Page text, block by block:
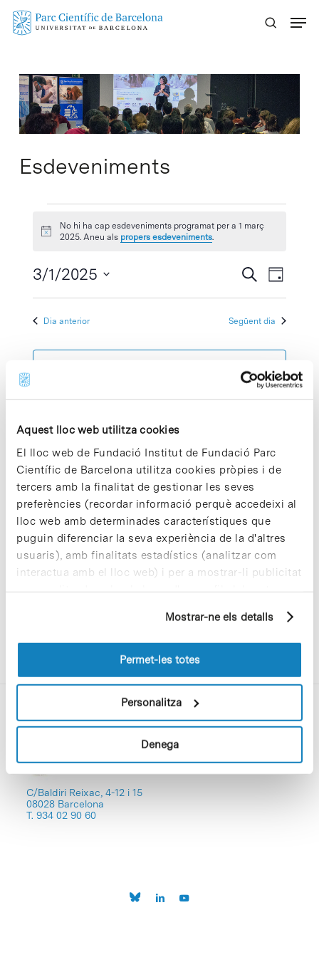
Aquest lloc web utilitza cookies
El lloc web de Fundació Institut de Fundació Parc
Científic de Barcelona utilitza cookies pròpies i de
tercers amb la finalitat de gestionar les seves
preferències (recordar informació perquè accedeixi al
lloc web amb determinades característiques que
puguin diferenciar la seva experiència de la d'altres
usuaris), amb finalitats estadístics (analitzar com
interactua amb el lloc web) i per a mostrar-li publicitat
personalitzada sobre la base d'un perfil elaborat a
pàgines visitades). Per a obtenir més informació sobre
les cookies pot consultar laPolítica de cookiesdel
Mostrar-ne els detalls
Permet-les totes
Personalitza
Denega
Skip
Esdeveniments
Esdeveniments
del
1
març
2025
Avís
No hi ha cap esdeveniments programat per a 1 març
2025. Aneu als propers esdeveniments.
visual
cerca
Cercar
Dia
3/1/2025
Dia anterior Següent dia
C/Baldiri Reixac, 4-12 i 15
08028 Barcelona
T. 934 02 90 60